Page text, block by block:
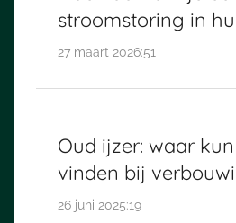
stroomstoring in
27 maart 2026:51
Oud ijzer: waar
vinden bij
26 juni 2025:19